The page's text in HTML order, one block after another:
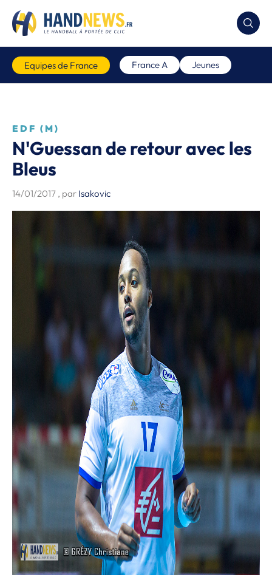
Equipes de France France A Jeunes
EDF (M)
N'Guessan de retour avec les
Bleus
14/01/2017 , par Isakovic